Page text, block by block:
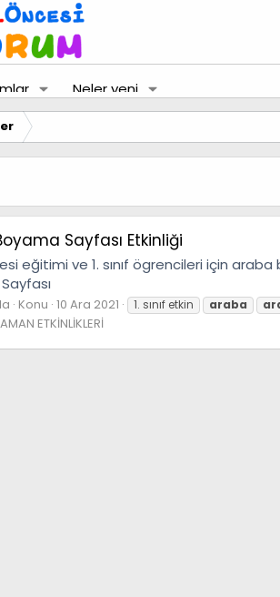
Neler yeni
Sayfası Etkinliği
eğitimi ve 1. sınıf ögrencileri için
Konu 10 Ara 2021 1. sınıf etkin araba
ETKİNLİKLERİ